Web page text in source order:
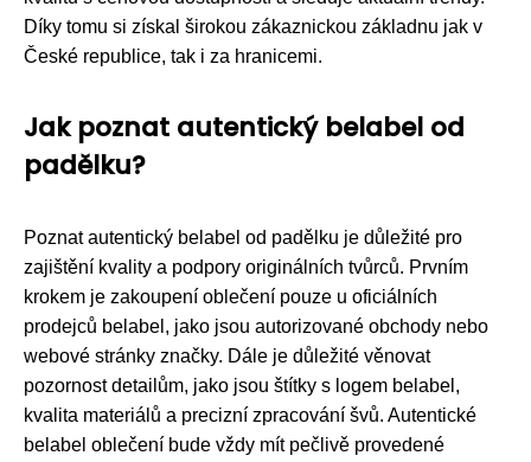
Díky tomu si získal širokou zákaznickou základnu jak v
České republice, tak i za hranicemi.
Jak poznat autentický belabel od
padělku?
Poznat autentický belabel od padělku je důležité pro
zajištění kvality a podpory originálních tvůrců. Prvním
krokem je zakoupení oblečení pouze u oficiálních
prodejců belabel, jako jsou autorizované obchody nebo
webové stránky značky. Dále je důležité věnovat
pozornost detailům, jako jsou štítky s logem belabel,
kvalita materiálů a precizní zpracování švů. Autentické
belabel oblečení bude vždy mít pečlivě provedené